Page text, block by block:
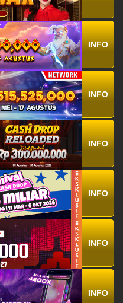
INFO
INFO
INFO
INFO
INFO
INFO